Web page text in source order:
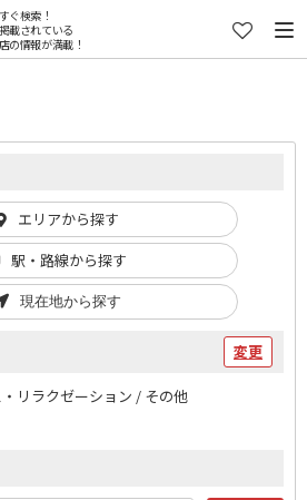
ぐ検索！
載されている
の情報が満載！
エリアから探す
駅・路線から探す
現在地から探す
変更
リラクゼーション / その他